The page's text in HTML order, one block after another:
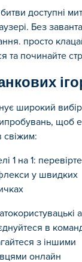
битви доступні
Без
просто
та починайте
широкий вибір
щоб
свіжим:
1 на 1: перевірте
у швидких
в
з іншими
онлайн